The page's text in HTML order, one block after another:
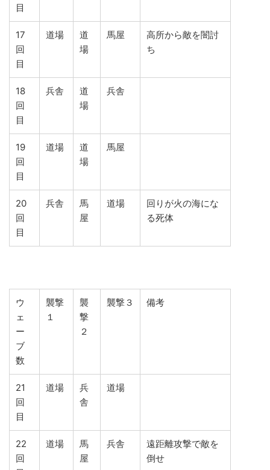
目
17
回
目
道場
道
場
馬屋
高所から敵を闇討
ち
18
回
目
兵舎
道
場
兵舎
19
回
目
道場
道
場
馬屋
20
回
目
兵舎
馬
屋
道場
回りが火の海にな
る死体
ウ
ェ
ー
ブ
数
襲撃
１
襲
撃
２
襲撃３ 備考
21
回
目
道場
兵
舎
道場
22
回
道場
馬
屋
兵舎
遠距離攻撃で敵を
倒せ